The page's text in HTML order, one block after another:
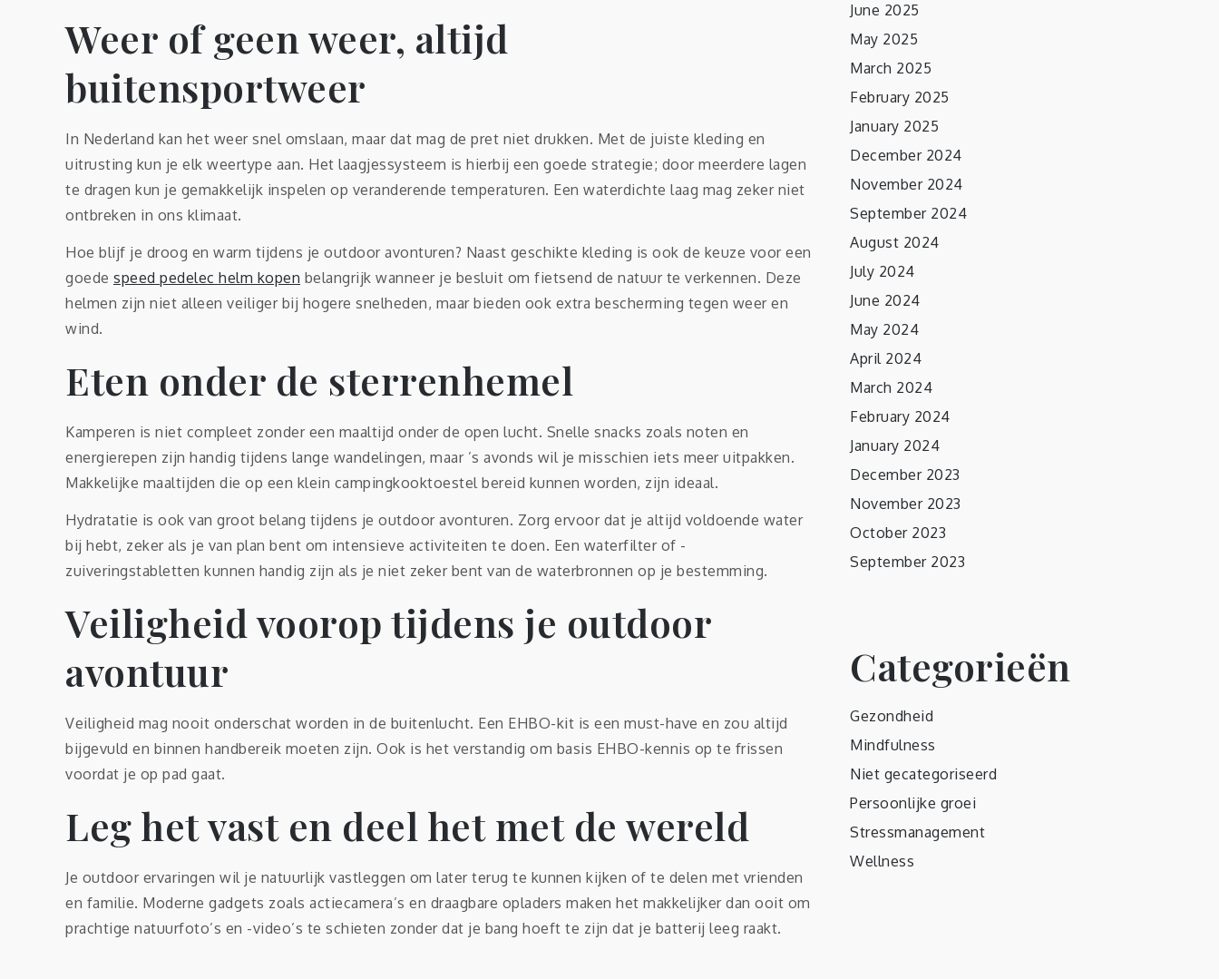
Weer of geen weer, altijd
buitensportweer
In Nederland kan het weer snel omslaan, maar dat mag de pret niet drukken. Met de juiste kleding en
uitrusting kun je elk weertype aan. Het laagjessysteem is hierbij een goede strategie; door meerdere lagen
te dragen kun je gemakkelijk inspelen op veranderende temperaturen. Een waterdichte laag mag zeker niet
ontbreken in ons klimaat.
Hoe blijf je droog en warm tijdens je outdoor avonturen? Naast geschikte kleding is ook de keuze voor een
goede speed pedelec helm kopen belangrijk wanneer je besluit om fietsend de natuur te verkennen. Deze
helmen zijn niet alleen veiliger bij hogere snelheden, maar bieden ook extra bescherming tegen weer en
wind.
Eten onder de sterrenhemel
Kamperen is niet compleet zonder een maaltijd onder de open lucht. Snelle snacks zoals noten en
energierepen zijn handig tijdens lange wandelingen, maar ’s avonds wil je misschien iets meer uitpakken.
Makkelijke maaltijden die op een klein campingkooktoestel bereid kunnen worden, zijn ideaal.
Hydratatie is ook van groot belang tijdens je outdoor avonturen. Zorg ervoor dat je altijd voldoende water
bij hebt, zeker als je van plan bent om intensieve activiteiten te doen. Een waterfilter of -
zuiveringstabletten kunnen handig zijn als je niet zeker bent van de waterbronnen op je bestemming.
Veiligheid voorop tijdens je outdoor
avontuur
Veiligheid mag nooit onderschat worden in de buitenlucht. Een EHBO-kit is een must-have en zou altijd
bijgevuld en binnen handbereik moeten zijn. Ook is het verstandig om basis EHBO-kennis op te frissen
voordat je op pad gaat.
Leg het vast en deel het met de wereld
Je outdoor ervaringen wil je natuurlijk vastleggen om later terug te kunnen kijken of te delen met vrienden
en familie. Moderne gadgets zoals actiecamera’s en draagbare opladers maken het makkelijker dan ooit om
prachtige natuurfoto’s en -video’s te schieten zonder dat je bang hoeft te zijn dat je batterij leeg raakt.
June 2025
May 2025
March 2025
February 2025
January 2025
December 2024
November 2024
September 2024
August 2024
July 2024
June 2024
May 2024
April 2024
March 2024
February 2024
January 2024
December 2023
November 2023
October 2023
September 2023
Categorieën
Gezondheid
Mindfulness
Niet gecategoriseerd
Persoonlijke groei
Stressmanagement
Wellness